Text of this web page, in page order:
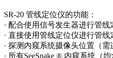
SR-20 管线定位仪的功能：
· 配合使用信号发生器进行管线
· 直接使用管线定位仪进行管线
· 探测内窥系统摄像头位置（需
· 所有SeeSnake ® 内窥系统（